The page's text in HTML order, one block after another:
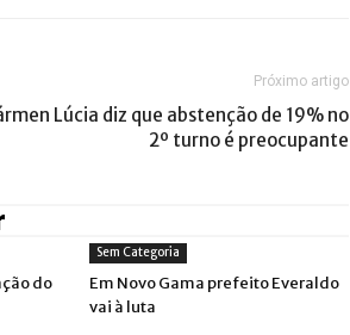
Próximo artigo
Lúcia diz que abstenção de 19% no
2º turno é preocupante
do
Sem Categoria
Em Novo Gama prefeito Everaldo
vai à luta